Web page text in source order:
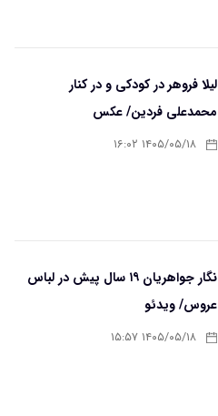
لیلا فروهر در کودکی و در کنار
محمدعلی فردین/ عکس
۱۴۰۵/۰۵/۱۸ ۱۶:۰۲
نگار جواهریان ۱۹ سال پیش در لباس
عروس/ ویدئو
۱۴۰۵/۰۵/۱۸ ۱۵:۵۷